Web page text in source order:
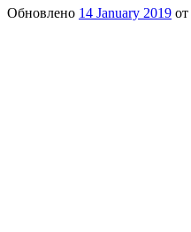
Обновлено 14 January 2019 от